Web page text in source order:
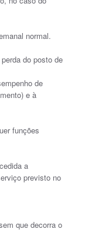
normal.
do posto de
de
e à
funções
a
previsto no
que decorra o